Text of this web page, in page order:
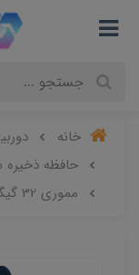
خانه
حافظه ذخیره
مموری 32 گیگابایت برند vicco